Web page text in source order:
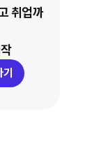
취업까